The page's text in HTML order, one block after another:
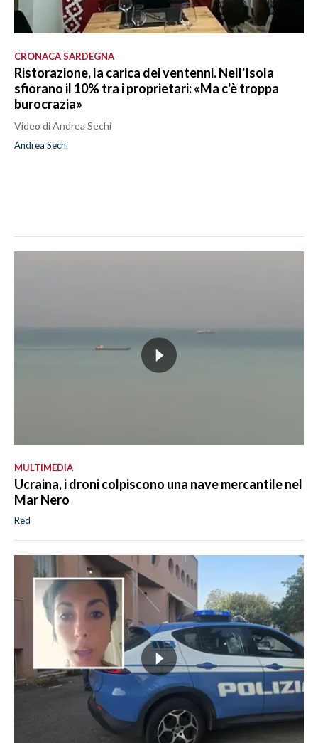
CRONACA SARDEGNA
Ristorazione, la carica dei ventenni. Nell'Isola
sfiorano il 10% tra i proprietari: «Ma c'è troppa
burocrazia»
Video di Andrea Sechi
Andrea Sechi
MULTIMEDIA
Ucraina, i droni colpiscono una nave mercantile nel
Mar Nero
Red